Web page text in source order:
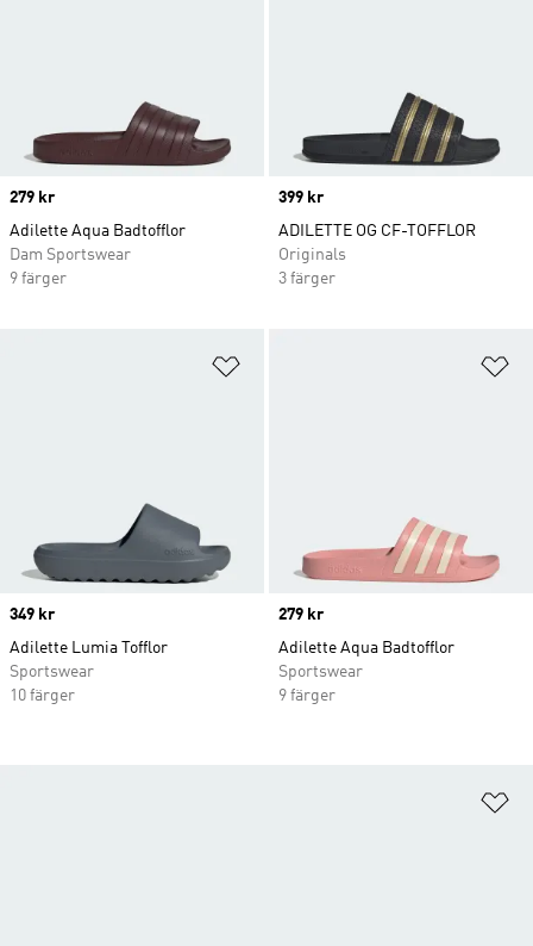
Price
279 kr
Adilette Aqua Badtofflor
Dam Sportswear
9 färger
Price
399 kr
ADILETTE OG CF-TOFFLOR
Originals
3 färger
Price
349 kr
Adilette Lumia Tofflor
Sportswear
10 färger
Price
279 kr
Adilette Aqua Badtofflor
Sportswear
9 färger